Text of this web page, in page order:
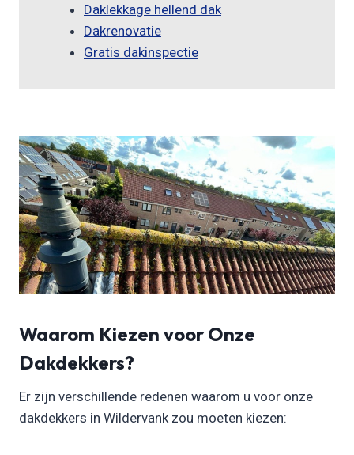
Daklekkage hellend dak
Dakrenovatie
Gratis dakinspectie
Waarom Kiezen voor Onze
Dakdekkers?
Er zijn verschillende redenen waarom u voor onze
dakdekkers in Wildervank zou moeten kiezen: